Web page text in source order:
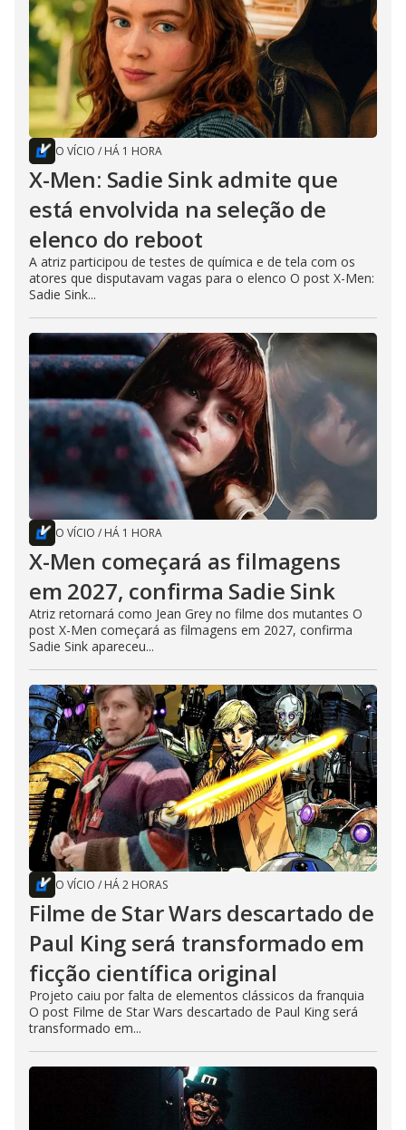
O VÍCIO / HÁ 1 HORA
X-Men: Sadie Sink admite que
está envolvida na seleção de
elenco do reboot
A atriz participou de testes de química e de tela com os
atores que disputavam vagas para o elenco O post X-Men:
Sadie Sink...
O VÍCIO / HÁ 1 HORA
X-Men começará as filmagens
em 2027, confirma Sadie Sink
Atriz retornará como Jean Grey no filme dos mutantes O
post X-Men começará as filmagens em 2027, confirma
Sadie Sink apareceu...
O VÍCIO / HÁ 2 HORAS
Filme de Star Wars descartado de
Paul King será transformado em
ficção científica original
Projeto caiu por falta de elementos clássicos da franquia
O post Filme de Star Wars descartado de Paul King será
transformado em...